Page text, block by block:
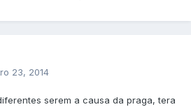
23, 2014
serem a causa da praga, tera